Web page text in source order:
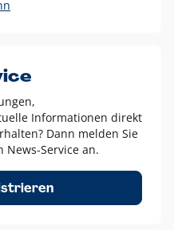
nur in Ausnahmefällen
Weiß-Umsetzungen
von jeweils einer
in alle Richtungen
Informationen direkt
Dann melden Sie
News-Service an.